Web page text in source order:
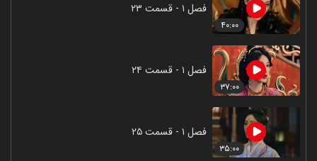
۴۰:۰۰
فصل ۱ - قسمت ۲۳
۳۷:۰۰
فصل ۱ - قسمت ۲۴
۳۵:۰۰
فصل ۱ - قسمت ۲۵